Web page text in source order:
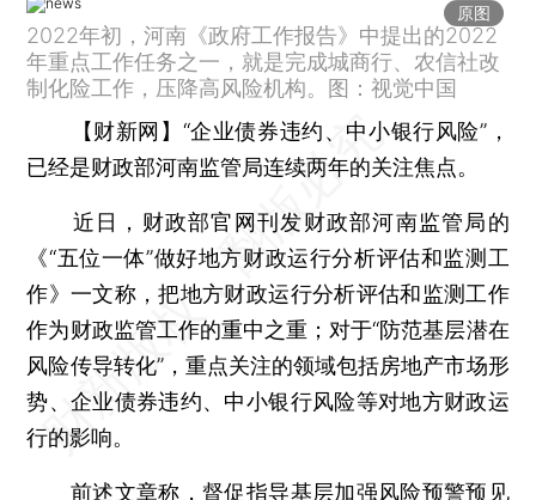
原图
2022年初，河南《政府工作报告》中提出的2022
年重点工作任务之一，就是完成城商行、农信社改
制化险工作，压降高风险机构。图：视觉中国
【财新网】 “企业债券违约、中小银行风险”，
已经是财政部河南监管局连续两年的关注焦点。
近日，财政部官网刊发财政部河南监管局的
《“五位一体”做好地方财政运行分析评估和监测工
作》一文称，把地方财政运行分析评估和监测工作
作为财政监管工作的重中之重；对于“防范基层潜在
风险传导转化”，重点关注的领域包括房地产市场形
势、企业债券违约、中小银行风险等对地方财政运
行的影响。
前述文章称，督促指导基层加强风险预警预见